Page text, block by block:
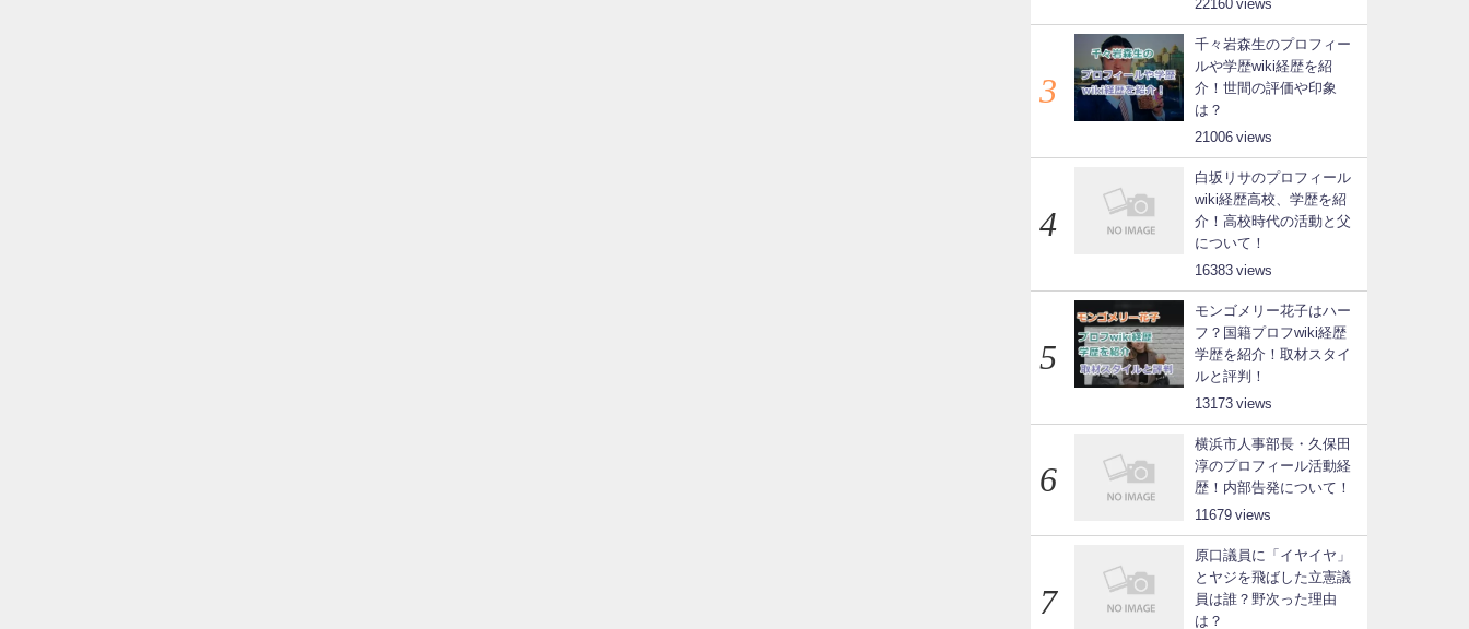
22160
千々岩森生のプロフィー
ルや学歴wiki経歴を紹
介！世間の評価や印象
は？
21006
白坂リサのプロフィール
wiki経歴高校、学歴を紹
介！高校時代の活動と父
について！
16383
モンゴメリー花子はハー
フ？国籍プロフwiki経歴
学歴を紹介！取材スタイ
ルと評判！
13173
横浜市人事部長・久保田
淳のプロフィール活動経
歴！内部告発について！
11679
原口議員に「イヤイヤ」
とヤジを飛ばした立憲議
員は誰？野次った理由
は？